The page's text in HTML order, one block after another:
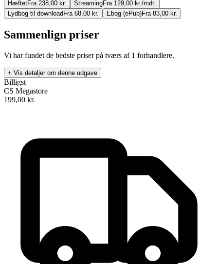
HæftetFra 238,00 kr. StreamingFra 129,00 kr./mdr.
Lydbog til download Fra 68,00 kr. Ebog (ePub)Fra 83,00 kr.
Sammenlign priser
Vi har fundet de bedste priser på tværs af 1 forhandlere.
+ Vis detaljer om denne udgave
Transit
13. november 2012
Billigst
CS Megastore
199,00 kr.